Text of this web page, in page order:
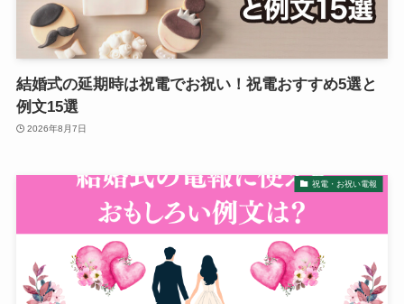
祝電を選ぶ
ベーシック
ハーバリウム
ソープフラワー
カード型メッセージ
結婚式の延期時は祝電でお祝い！祝電おすすめ5選と
例文15選
2026年8月7日
祝電・お祝い電報